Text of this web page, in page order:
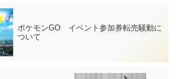
ポケモンGO イベント参加券転売騒動に
ついて